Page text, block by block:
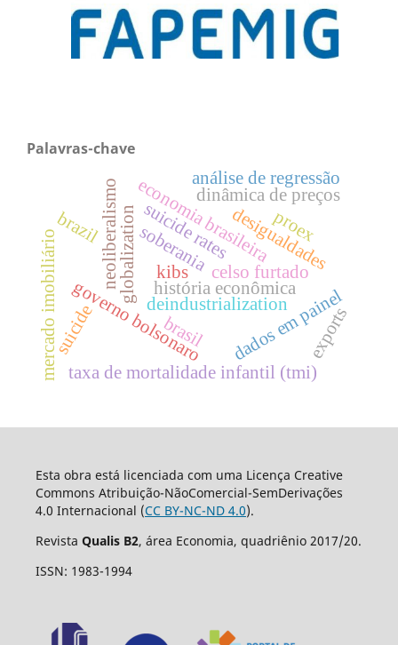
Palavras-chave
governo bolsonarohistória econômica
economia brasileira
deindustrialization
globalization
taxa de mortalidade infantil (tmi)
dados em painel
neoliberalismo desigualdades
soberania
brasil
mercado imobiliário
dinâmica de preços
análise de regressão
celso furtado
brazil
suicide
suicide rates
exports
proex
kibs
Esta obra está licenciada com uma Licença Creative
Commons Atribuição-NãoComercial-SemDerivações
4.0 Internacional (CC BY-NC-ND 4.0).
Revista Qualis B2, área Economia, quadriênio 2017/20.
ISSN: 1983-1994